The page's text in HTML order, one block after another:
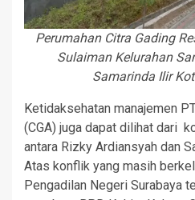
Perumahan Citra Gading
Sulaiman Kelurahan
Samarinda Ilir
Ketidaksehatan manajemen
(CGA) juga dapat dilihat dari
antara Rizky Ardiansyah dan
Atas konflik yang masih
Pengadilan Negeri Surabaya